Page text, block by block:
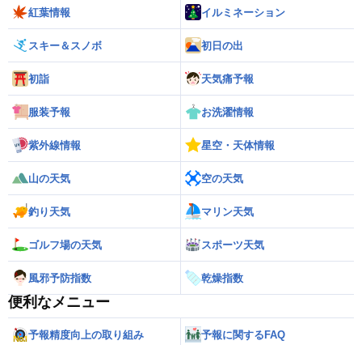
紅葉情報 イルミネーション
スキー＆スノボ 初日の出
初詣 天気痛予報
服装予報 お洗濯情報
紫外線情報 星空・天体情報
山の天気 空の天気
釣り天気 マリン天気
ゴルフ場の天気 スポーツ天気
風邪予防指数 乾燥指数
便利なメニュー
予報精度向上の取り組み 予報に関するFAQ